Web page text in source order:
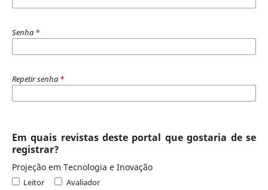
Senha *
Repetir senha *
Em quais revistas deste portal que gostaria de se
registrar?
Projeção em Tecnologia e Inovação
Leitor Avaliador